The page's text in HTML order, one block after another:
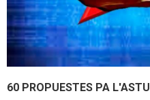
60 PROPUESTES PA